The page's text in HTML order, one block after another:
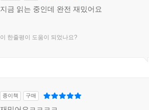
지금 읽는 중인데 완전 재밌어요
이 한줄평이 도움이 되었나요?
종이책 구매